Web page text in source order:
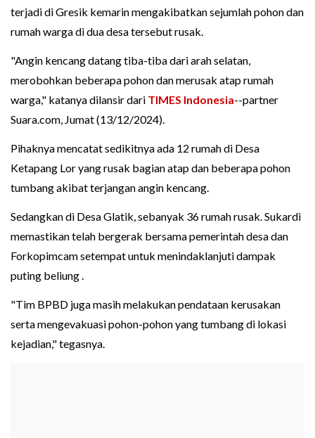
terjadi di Gresik kemarin mengakibatkan sejumlah pohon dan
rumah warga di dua desa tersebut rusak.
"Angin kencang datang tiba-tiba dari arah selatan,
merobohkan beberapa pohon dan merusak atap rumah
warga," katanya dilansir dari TIMES Indonesia--partner
Suara.com, Jumat (13/12/2024).
Pihaknya mencatat sedikitnya ada 12 rumah di Desa
Ketapang Lor yang rusak bagian atap dan beberapa pohon
tumbang akibat terjangan angin kencang.
Sedangkan di Desa Glatik, sebanyak 36 rumah rusak. Sukardi
memastikan telah bergerak bersama pemerintah desa dan
Forkopimcam setempat untuk menindaklanjuti dampak
puting beliung .
"Tim BPBD juga masih melakukan pendataan kerusakan
serta mengevakuasi pohon-pohon yang tumbang di lokasi
kejadian," tegasnya.